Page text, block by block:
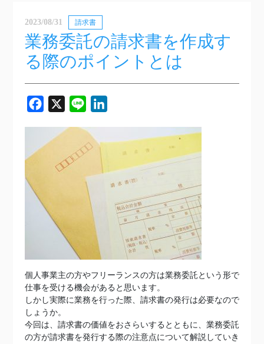
2023/08/31 請求書
業務委託の請求書を作成す
る際のポイントとは
Facebook
X Line
個人事業主の方やフリーランスの方は業務委託という形で
仕事を受ける機会があると思います。
しかし実際に業務を行った際、請求書の発行は必要なので
しょうか。
今回は、請求書の価値をおさらいするとともに、業務委託
の方が請求書を発行する際の注意点について解説していき